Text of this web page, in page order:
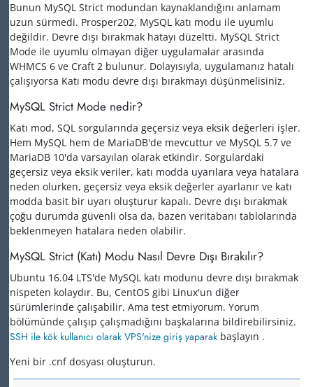
Bunun MySQL Strict modundan kaynaklandığını anlamam
uzun sürmedi. Prosper202, MySQL katı modu ile uyumlu
değildir. Devre dışı bırakmak hatayı düzeltti. MySQL Strict
Mode ile uyumlu olmayan diğer uygulamalar arasında
WHMCS 6 ve Craft 2 bulunur. Dolayısıyla, uygulamanız hatalı
çalışıyorsa Katı modu devre dışı bırakmayı düşünmelisiniz.
MySQL Strict Mode nedir?
Katı mod, SQL sorgularında geçersiz veya eksik değerleri işler.
Hem MySQL hem de MariaDB'de mevcuttur ve MySQL 5.7 ve
MariaDB 10'da varsayılan olarak etkindir. Sorgulardaki
geçersiz veya eksik veriler, katı modda uyarılara veya hatalara
neden olurken, geçersiz veya eksik değerler ayarlanır ve katı
modda basit bir uyarı oluşturur kapalı. Devre dışı bırakmak
çoğu durumda güvenli olsa da, bazen veritabanı tablolarında
beklenmeyen hatalara neden olabilir.
MySQL Strict (Katı) Modu Nasıl Devre Dışı Bırakılır?
Ubuntu 16.04 LTS'de MySQL katı modunu devre dışı bırakmak
nispeten kolaydır. Bu, CentOS gibi Linux'un diğer
sürümlerinde çalışabilir. Ama test etmiyorum. Yorum
bölümünde çalışıp çalışmadığını başkalarına bildirebilirsiniz.
SSH ile kök kullanıcı olarak VPS'nize giriş yaparak başlayın .
Yeni bir .cnf dosyası oluşturun.